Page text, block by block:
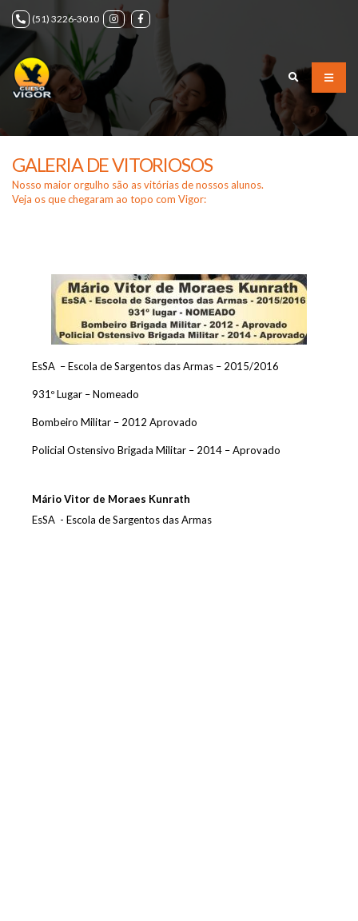
(51) 3226-3010
GALERIA DE VITORIOSOS
Nosso maior orgulho são as vitórias de nossos alunos.
Veja os que chegaram ao topo com Vigor:
EsSA – Escola de Sargentos das Armas – 2015/2016
931º Lugar – Nomeado
Bombeiro Militar – 2012 Aprovado
Policial Ostensivo Brigada Militar – 2014 – Aprovado
Mário Vitor de Moraes Kunrath
EsSA - Escola de Sargentos das Armas